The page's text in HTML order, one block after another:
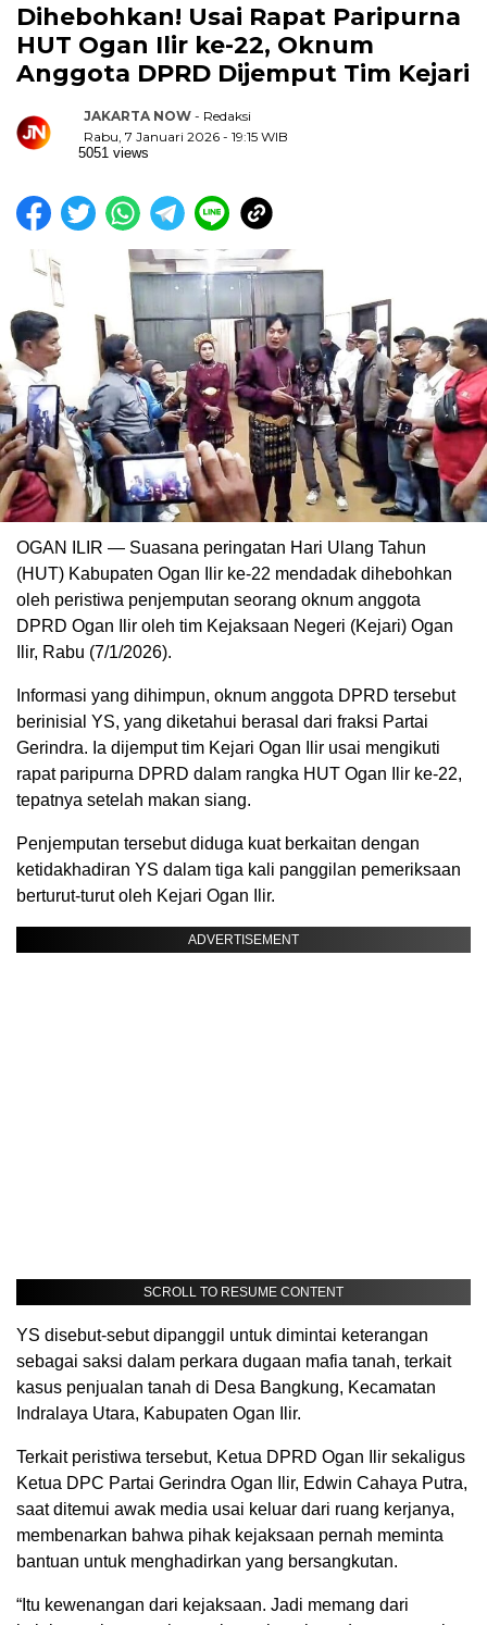
Dihebohkan! Usai Rapat Paripurna
HUT Ogan Ilir ke-22, Oknum
Anggota DPRD Dijemput Tim Kejari
JAKARTA NOW - Redaksi
Rabu, 7 Januari 2026 - 19:15 WIB
5051 views
OGAN ILIR — Suasana peringatan Hari Ulang Tahun
(HUT) Kabupaten Ogan Ilir ke-22 mendadak dihebohkan
oleh peristiwa penjemputan seorang oknum anggota
DPRD Ogan Ilir oleh tim Kejaksaan Negeri (Kejari) Ogan
Ilir, Rabu (7/1/2026).
Informasi yang dihimpun, oknum anggota DPRD tersebut
berinisial YS, yang diketahui berasal dari fraksi Partai
Gerindra. Ia dijemput tim Kejari Ogan Ilir usai mengikuti
rapat paripurna DPRD dalam rangka HUT Ogan Ilir ke-22,
tepatnya setelah makan siang.
Penjemputan tersebut diduga kuat berkaitan dengan
ketidakhadiran YS dalam tiga kali panggilan pemeriksaan
berturut-turut oleh Kejari Ogan Ilir.
ADVERTISEMENT
SCROLL TO RESUME CONTENT
YS disebut-sebut dipanggil untuk dimintai keterangan
sebagai saksi dalam perkara dugaan mafia tanah, terkait
kasus penjualan tanah di Desa Bangkung, Kecamatan
Indralaya Utara, Kabupaten Ogan Ilir.
Terkait peristiwa tersebut, Ketua DPRD Ogan Ilir sekaligus
Ketua DPC Partai Gerindra Ogan Ilir, Edwin Cahaya Putra,
saat ditemui awak media usai keluar dari ruang kerjanya,
membenarkan bahwa pihak kejaksaan pernah meminta
bantuan untuk menghadirkan yang bersangkutan.
“Itu kewenangan dari kejaksaan. Jadi memang dari